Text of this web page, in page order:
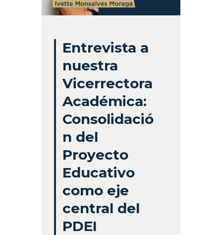
Entrevista a
nuestra
Vicerrectora
Académica:
Consolidació
n del
Proyecto
Educativo
como eje
central del
PDEI